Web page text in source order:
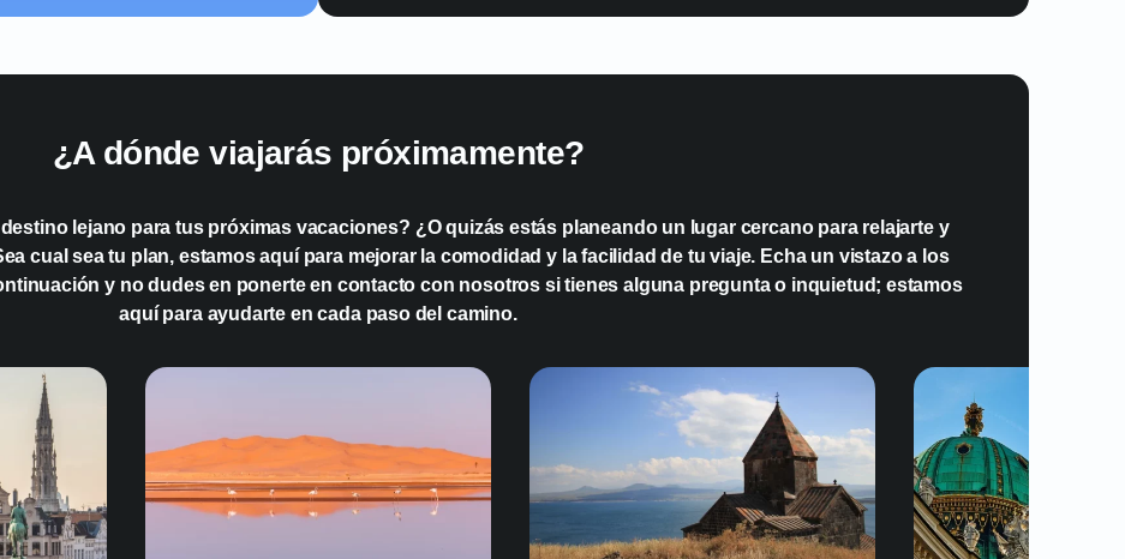
¿Puedo compartir los datos de mi plan eSIM?
¿A dónde viajarás próximamente?
lejano para tus próximas vacaciones? ¿O quizás estás planeando un lugar cercano para relajarte y
cual sea tu plan, estamos aquí para mejorar la comodidad y la facilidad de tu viaje. Echa un vistazo a los
y no dudes en ponerte en contacto con nosotros si tienes alguna pregunta o inquietud; estamos
aquí para ayudarte en cada paso del camino.